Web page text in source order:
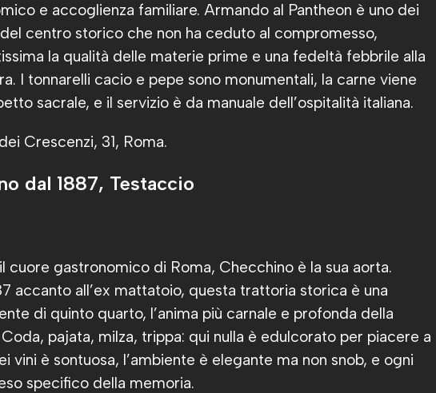
e accoglienza familiare. Armando al Pantheon è uno dei
centro storico che non ha ceduto al compromesso,
la qualità delle materie prime e una fedeltà febbrile alla
I tonnarelli cacio e pepe sono monumentali, la carne viene
sacrale, e il servizio è da manuale dell’ospitalità italiana.
Crescenzi, 31, Roma.
dal 1887, Testaccio
cuore gastronomico di Roma, Checchino è la sua aorta.
accanto all’ex mattatoio, questa trattoria storica è una
di quinto quarto, l’anima più carnale e profonda della
pajata, milza, trippa: qui nulla è edulcorato per piacere a
vini è sontuosa, l’ambiente è elegante ma non snob, e ogni
specifico della memoria.